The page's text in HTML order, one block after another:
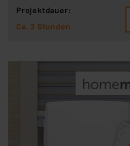
Projektdauer:
Ca. 2 Stunden